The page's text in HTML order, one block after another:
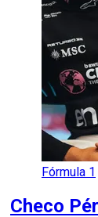
Fórmula 1
Checo